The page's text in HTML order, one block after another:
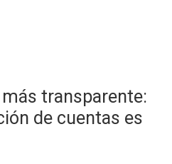
transparente:
de cuentas es